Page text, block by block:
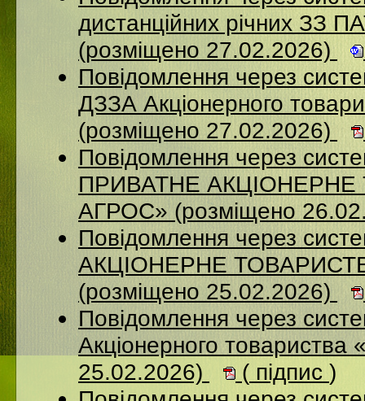
дистанційних річних ЗЗ
(розміщено 27.02.2026)
Повідомлення через
ДЗЗА Акціонерного
(розміщено 27.02.2026)
Повідомлення через
ПРИВАТНЕ
АГРОС» (розміщено
Повідомлення через
АКЦІОНЕРНЕ
(розміщено 25.02.2026)
Повідомлення через
Акціонерного
25.02.2026)
( підпис )